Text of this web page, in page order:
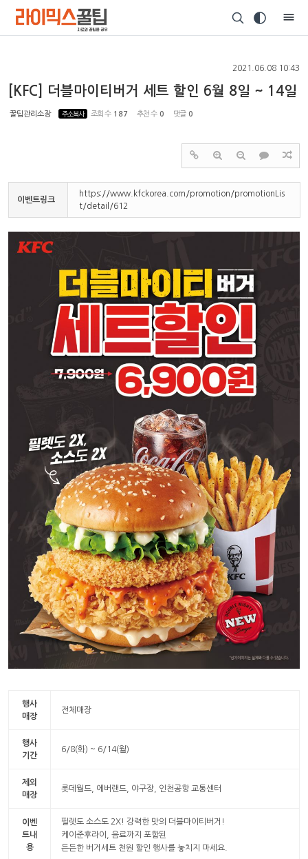
2021.06.08 10:43
[KFC] 더블마이티버거 세트 할인 6월 8일 ~ 14일
꿀팁관리소장 주소복사 조회 수 187 추천 수 0 댓글 0
이벤트링크
https://www.kfckorea.com/promotion/promotionLis
t/detail/612
행사
매장
전체매장
행사
기간
6/8(화) ~ 6/14(월)
제외
매장
롯데월드, 에버랜드, 야구장, 인천공항 교통센터
이벤
트내
용
필렛도 소스도 2X! 강력한 맛의 더블마이티버거!
케이준후라이, 음료까지 포함된
든든한 버거세트 천원 할인 행사를 놓치지 마세요.
Sketchbook5, 스케치북5
Sketchbook5, 스케치북5